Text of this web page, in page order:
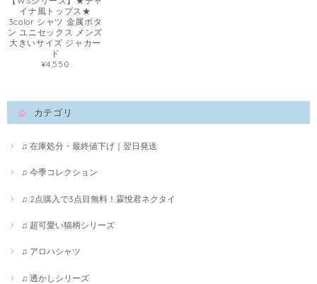
イナ風トップス★
3color シャツ 金属ボタ
ン ユニセックス メンズ
大きいサイズ ジャカー
ド
¥4,550
カテゴリ
♫ 在庫処分・最終値下げ｜翌日発送
♫ 今季コレクション
♫ 2点購入で3点目無料！霖悅君ネクタイ
♫ 超可愛い猫柄シリーズ
♫ アロハシャツ
♫ 透かしシリーズ